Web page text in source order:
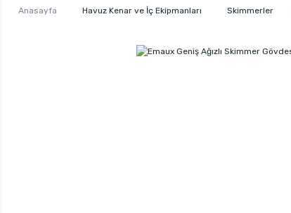
Anasayfa Havuz Kenar ve İç Ekipmanları Skimmerler